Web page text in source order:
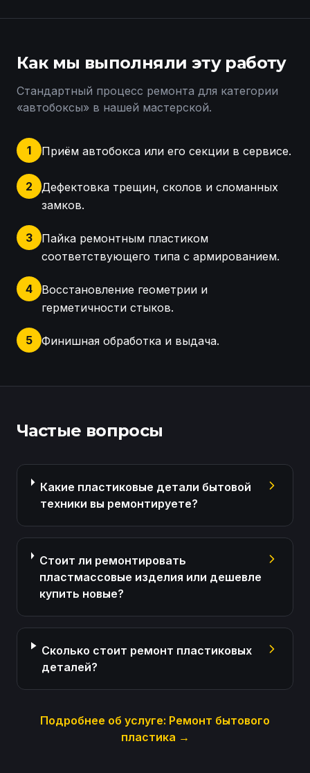
Как мы выполняли эту работу
Стандартный процесс ремонта для категории
«автобоксы» в нашей мастерской.
1 Приём автобокса или его секции в сервисе.
2
Дефектовка трещин, сколов и сломанных
замков.
3
Пайка ремонтным пластиком
соответствующего типа с армированием.
4
Восстановление геометрии и
герметичности стыков.
5
Финишная обработка и выдача.
Частые вопросы
Какие пластиковые детали бытовой
техники вы ремонтируете?
Стоит ли ремонтировать
пластмассовые изделия или дешевле
купить новые?
Сколько стоит ремонт пластиковых
деталей?
Подробнее об услуге: Ремонт бытового
пластика →